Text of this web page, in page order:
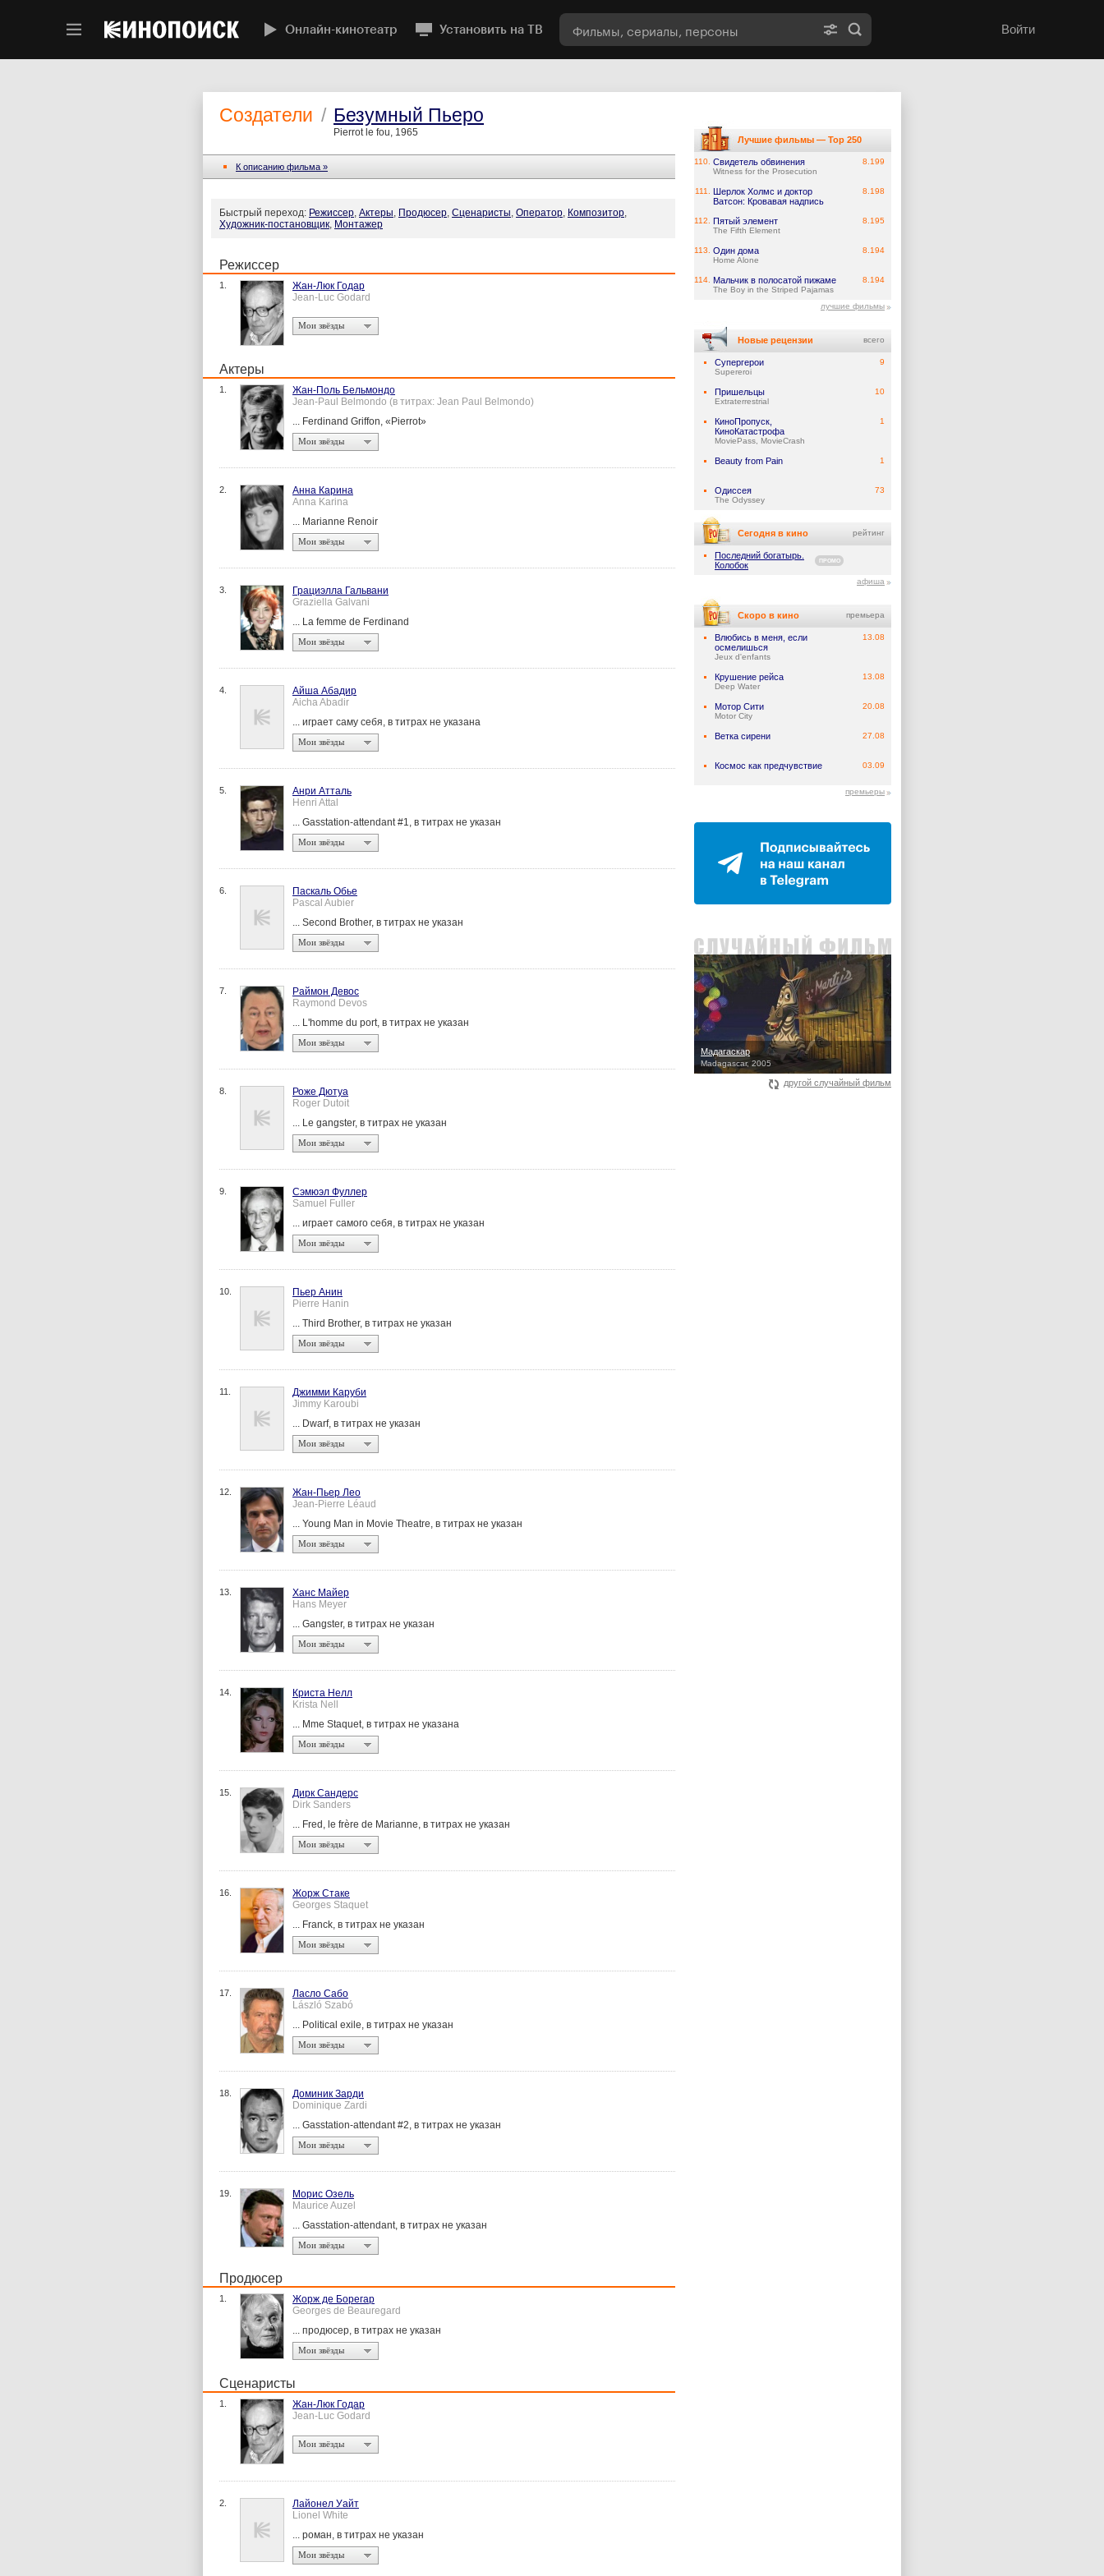
Онлайн-кинотеатр Установить на ТВ Войти
Создатели / Безумный Пьеро
Pierrot le fou, 1965
К описанию фильма »
Быстрый переход: Режиссер, Актеры, Продюсер, Сценаристы, Оператор, Композитор,
Художник-постановщик, Монтажер
Режиссер
1.
Жан-Люк Годар
Jean-Luc Godard
Мои звёзды
Актеры
1.
Жан-Поль Бельмондо
Jean-Paul Belmondo (в титрах: Jean Paul Belmondo)
... Ferdinand Griffon, «Pierrot»
Мои звёзды
2.
Анна Карина
Anna Karina
... Marianne Renoir
Мои звёзды
3.
Грациэлла Гальвани
Graziella Galvani
... La femme de Ferdinand
Мои звёзды
4.
Айша Абадир
Aicha Abadir
... играет саму себя, в титрах не указана
Мои звёзды
5.
Анри Атталь
Henri Attal
... Gasstation-attendant #1, в титрах не указан
Мои звёзды
6.
Паскаль Обье
Pascal Aubier
... Second Brother, в титрах не указан
Мои звёзды
7.
Раймон Девос
Raymond Devos
... L'homme du port, в титрах не указан
Мои звёзды
8.
Роже Дютуа
Roger Dutoit
... Le gangster, в титрах не указан
Мои звёзды
9.
Сэмюэл Фуллер
Samuel Fuller
... играет самого себя, в титрах не указан
Мои звёзды
10.
Пьер Анин
Pierre Hanin
... Third Brother, в титрах не указан
Мои звёзды
11.
Джимми Каруби
Jimmy Karoubi
... Dwarf, в титрах не указан
Мои звёзды
12.
Жан-Пьер Лео
Jean-Pierre Léaud
... Young Man in Movie Theatre, в титрах не указан
Мои звёзды
13.
Ханс Майер
Hans Meyer
... Gangster, в титрах не указан
Мои звёзды
14.
Криста Нелл
Krista Nell
... Mme Staquet, в титрах не указана
Мои звёзды
15.
Дирк Сандерс
Dirk Sanders
... Fred, le frère de Marianne, в титрах не указан
Мои звёзды
16.
Жорж Стаке
Georges Staquet
... Franck, в титрах не указан
Мои звёзды
17.
Ласло Сабо
László Szabó
... Political exile, в титрах не указан
Мои звёзды
18.
Доминик Зарди
Dominique Zardi
... Gasstation-attendant #2, в титрах не указан
Мои звёзды
19.
Морис Озель
Maurice Auzel
... Gasstation-attendant, в титрах не указан
Мои звёзды
Продюсер
1.
Жорж де Борегар
Georges de Beauregard
... продюсер, в титрах не указан
Мои звёзды
Сценаристы
1.
Жан-Люк Годар
Jean-Luc Godard
Мои звёзды
2.
Лайонел Уайт
Lionel White
... роман, в титрах не указан
Мои звёзды
Лучшие фильмы — Top 250
110. Свидетель обвинения
Witness for the Prosecution
8.199
111.
Шерлок Холмс и доктор
Ватсон: Кровавая надпись
8.198
112. Пятый элемент
The Fifth Element
8.195
113. Один дома
Home Alone
8.194
114. Мальчик в полосатой пижаме
The Boy in the Striped Pajamas
8.194
лучшие фильмы
Новые рецензии всего
Супергерои
Supereroi
9
Пришельцы
Extraterrestrial
10
КиноПропуск,
КиноКатастрофа
MoviePass, MovieCrash
1
Beauty from Pain 1
Одиссея
The Odyssey
73
Сегодня в кино рейтинг
Последний богатырь.
Колобок
ПРОМО
афиша
Скоро в кино премьера
Влюбись в меня, если
осмелишься
Jeux d'enfants
13.08
Крушение рейса
Deep Water
13.08
Мотор Сити
Motor City
20.08
Ветка сирени 27.08
Космос как предчувствие 03.09
премьеры
Мадагаскар
Madagascar, 2005
другой случайный фильм